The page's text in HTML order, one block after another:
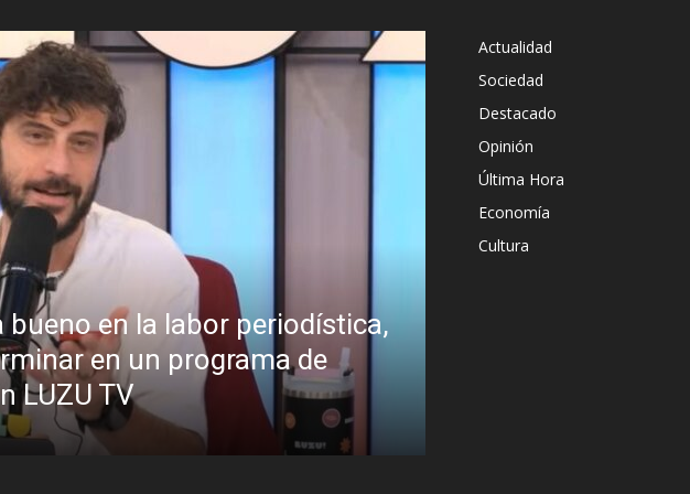
¿Padece Pedro Sánchez el “Síndrome de Hubris”?
Analistas debaten sobre el estilo de liderazgo del
presidente
R.C. Gómez - 2 agosto, 2026
Actualidad
Sociedad
Destacado
Opinión
Última Hora
Economía
Cultura